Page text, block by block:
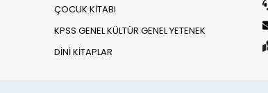
ÇOCUK KİTABI
KPSS GENEL KÜLTÜR GENEL YETENEK
DİNİ KİTAPLAR